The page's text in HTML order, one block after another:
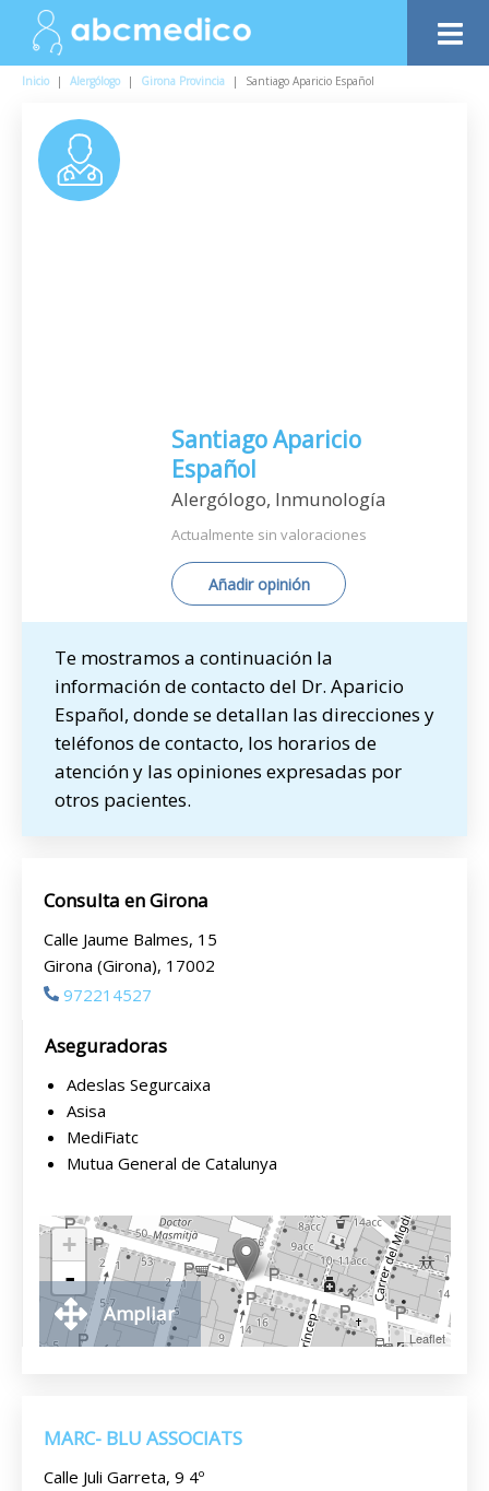
Inicio | Alergólogo | Girona Provincia | Santiago Aparicio Español
Santiago Aparicio
Español
Alergólogo, Inmunología
Actualmente sin valoraciones
Añadir opinión
Te mostramos a continuación la
información de contacto del Dr. Aparicio
Español, donde se detallan las direcciones y
teléfonos de contacto, los horarios de
atención y las opiniones expresadas por
otros pacientes.
Consulta en Girona
Calle Jaume Balmes, 15
Girona (Girona), 17002
972214527
Aseguradoras
Adeslas Segurcaixa
Asisa
MediFiatc
Mutua General de Catalunya
+
-
Leaflet
Ampliar
MARC- BLU ASSOCIATS
Calle Juli Garreta, 9 4º